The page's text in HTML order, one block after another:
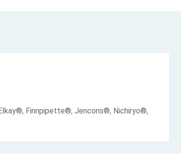
Finnpipette®, Jencons®, Nichiryo®,